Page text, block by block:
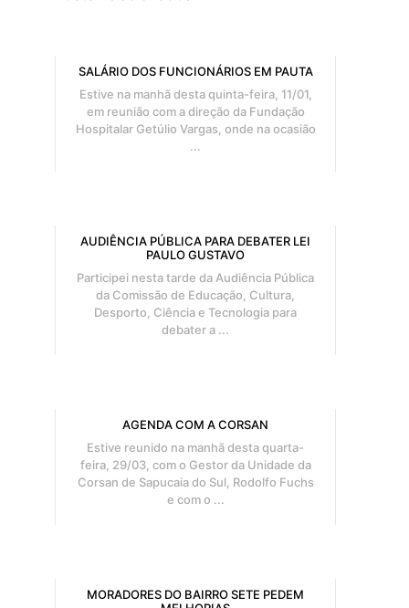
SALÁRIO DOS FUNCIONÁRIOS EM PAUTA
Estive na manhã desta quinta-feira, 11/01,
em reunião com a direção da Fundação
Hospitalar Getúlio Vargas, onde na ocasião
...
AUDIÊNCIA PÚBLICA PARA DEBATER LEI
PAULO GUSTAVO
Participei nesta tarde da Audiência Pública
da Comissão de Educação, Cultura,
Desporto, Ciência e Tecnologia para
debater a ...
AGENDA COM A CORSAN
Estive reunido na manhã desta quarta-
feira, 29/03, com o Gestor da Unidade da
Corsan de Sapucaia do Sul, Rodolfo Fuchs
e com o ...
MORADORES DO BAIRRO SETE PEDEM